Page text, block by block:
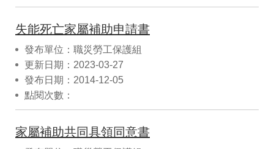
失能死亡家屬補助申請書
發布單位：職災勞工保護組
更新日期：2023-03-27
發布日期：2014-12-05
點閱次數：
家屬補助共同具領同意書